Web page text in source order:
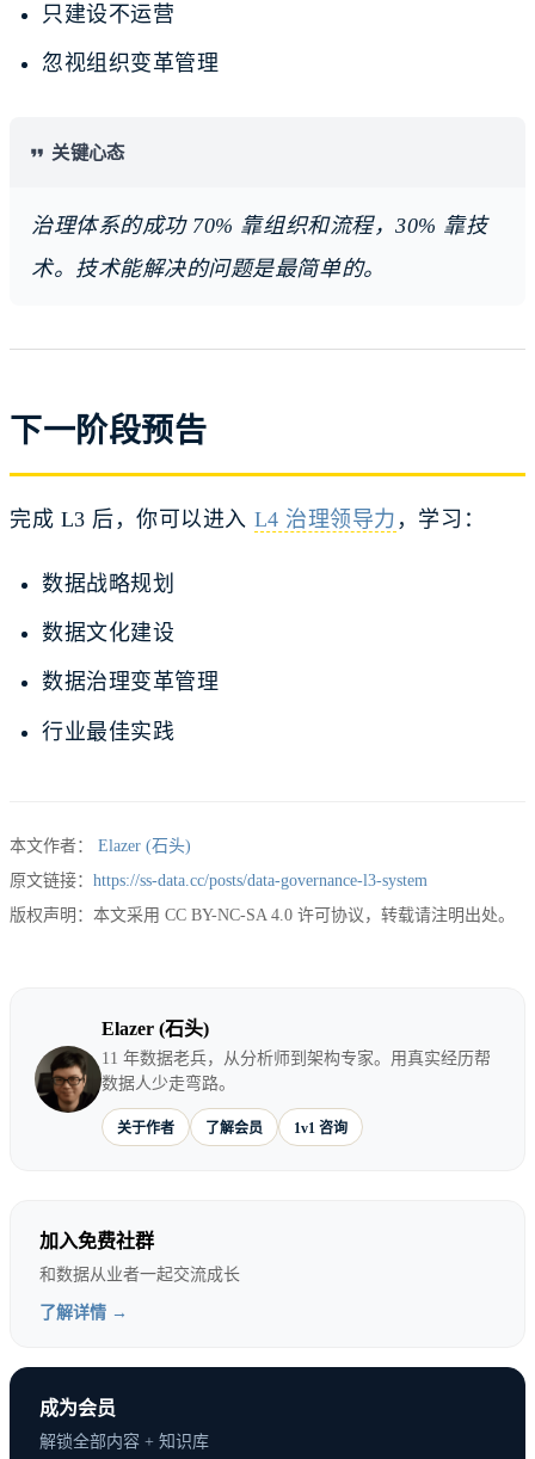
只建设不运营
忽视组织变革管理
关键心态
治理体系的成功 70% 靠组织和流程，30% 靠技
术。技术能解决的问题是最简单的。
下一阶段预告
完成 L3 后，你可以进入 L4 治理领导力 ，学习：
数据战略规划
数据文化建设
数据治理变革管理
行业最佳实践
本文作者：
Elazer (石头)
原文链接： https://ss-data.cc/posts/data-governance-l3-system
版权声明：本文采用 CC BY-NC-SA 4.0 许可协议，转载请注明出处。
Elazer (石头)
11 年数据老兵，从分析师到架构专家。用真实经历帮
数据人少走弯路。
关于作者 了解会员 1v1 咨询
加入免费社群
和数据从业者一起交流成长
了解详情 →
成为会员
解锁全部内容 + 知识库